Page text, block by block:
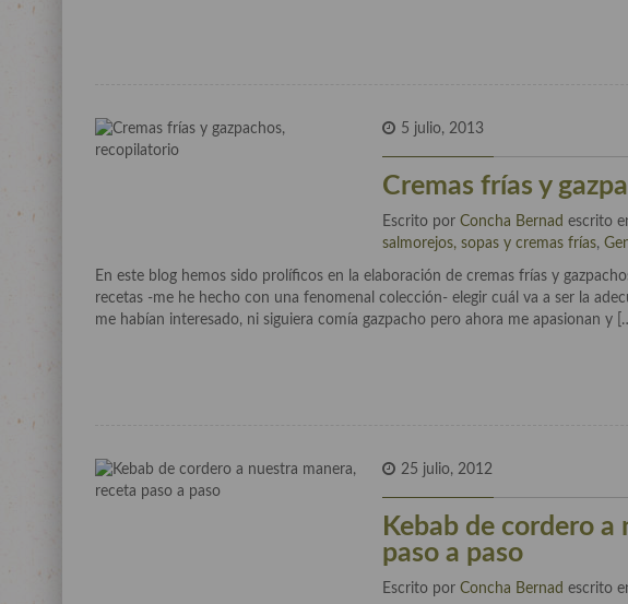
5 julio, 2013
Cremas frías y
Escrito porConcha Bernad escrito
salmorejos, sopas y cremas frías,
En este blog hemos sido prolíficos en la elaboración de cremas frías y
recetas -me he hecho con una fenomenal colección- elegir cuál va a ser la
me habían interesado, ni siguiera comía gazpacho pero ahora me apasionan y
25 julio, 2012
Kebab de cordero
paso a paso
Escrito porConcha Bernad escrito